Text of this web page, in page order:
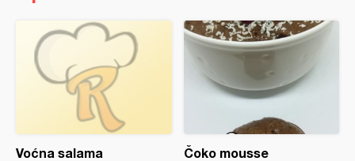
Voćna salama Čoko mousse